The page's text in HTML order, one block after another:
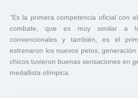
“Es la primera competencia oficial con
combate, que es muy similar a
convencionales y también, es el
estrenaron los nuevos petos,
chicos tuvieron buenas sensaciones en
medallista olímpica.